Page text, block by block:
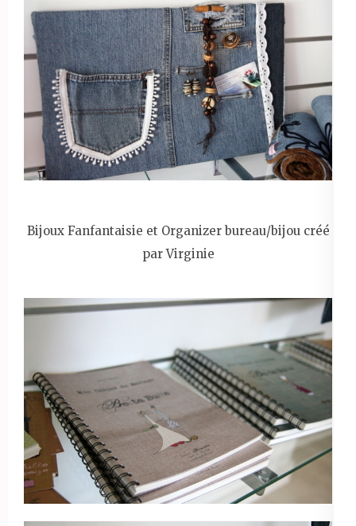
Bijoux Fanfantaisie et Organizer bureau/bijou créé
par Virginie